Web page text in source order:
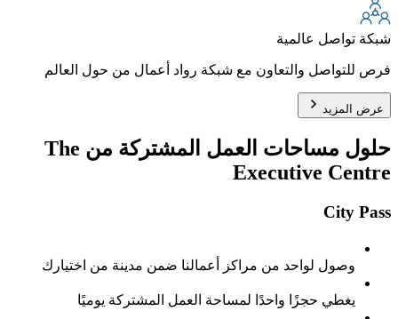
شبكة تواصل عالمية
فرص للتواصل والتعاون مع شبكة رواد أعمال من حول العالم
عرض المزيد
حلول مساحات العمل المشتركة من The
Executive Centre
City Pass
وصول لواحد من مراكز أعمالنا ضمن مدينة من اختيارك
يغطي حجزًا واحدًا لمساحة العمل المشتركة يوميًا